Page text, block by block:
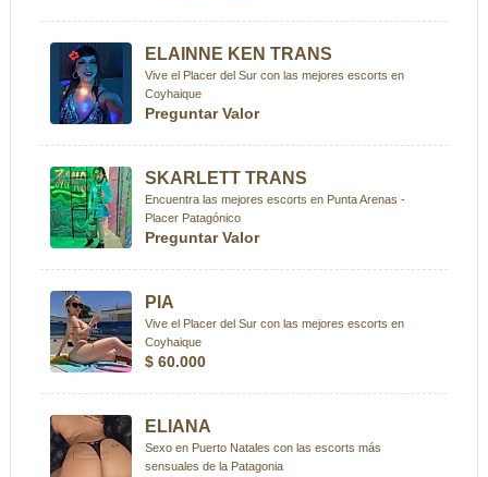
ELAINNE KEN TRANS
Vive el Placer del Sur con las mejores escorts en
Coyhaique
Preguntar Valor
SKARLETT TRANS
Encuentra las mejores escorts en Punta Arenas -
Placer Patagónico
Preguntar Valor
PIA
Vive el Placer del Sur con las mejores escorts en
Coyhaique
$ 60.000
ELIANA
Sexo en Puerto Natales con las escorts más
sensuales de la Patagonia